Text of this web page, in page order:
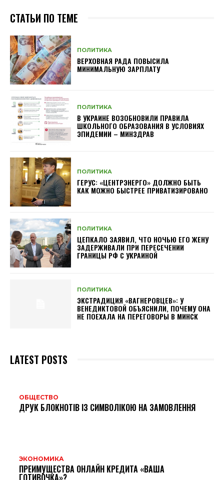
СТАТЬИ ПО ТЕМЕ
ПОЛИТИКА
ВЕРХОВНАЯ РАДА ПОВЫСИЛА
МИНИМАЛЬНУЮ ЗАРПЛАТУ
ПОЛИТИКА
В УКРАИНЕ ВОЗОБНОВИЛИ ПРАВИЛА
ШКОЛЬНОГО ОБРАЗОВАНИЯ В УСЛОВИЯХ
ЭПИДЕМИИ – МИНЗДРАВ
ПОЛИТИКА
ГЕРУС: «ЦЕНТРЭНЕРГО» ДОЛЖНО БЫТЬ
КАК МОЖНО БЫСТРЕЕ ПРИВАТИЗИРОВАНО
ПОЛИТИКА
ЦЕПКАЛО ЗАЯВИЛ, ЧТО НОЧЬЮ ЕГО ЖЕНУ
ЗАДЕРЖИВАЛИ ПРИ ПЕРЕСЕЧЕНИИ
ГРАНИЦЫ РФ С УКРАИНОЙ
ПОЛИТИКА
ЭКСТРАДИЦИЯ «ВАГНЕРОВЦЕВ»: У
ВЕНЕДИКТОВОЙ ОБЪЯСНИЛИ, ПОЧЕМУ ОНА
НЕ ПОЕХАЛА НА ПЕРЕГОВОРЫ В МИНСК
LATEST POSTS
ОБЩЕСТВО
ДРУК БЛОКНОТІВ ІЗ СИМВОЛІКОЮ НА ЗАМОВЛЕННЯ
ЭКОНОМИКА
ПРЕИМУЩЕСТВА ОНЛАЙН КРЕДИТА «ВАША
ГОТИВОЧКА»?